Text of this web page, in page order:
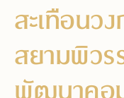
สะเทือนว
สยามพิวร